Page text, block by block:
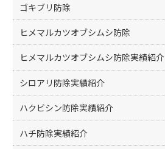
ゴキブリ防除
ヒメマルカツオブシムシ防除
ヒメマルカツオブシムシ防除実績紹介
シロアリ防除実績紹介
ハクビシン防除実績紹介
ハチ防除実績紹介